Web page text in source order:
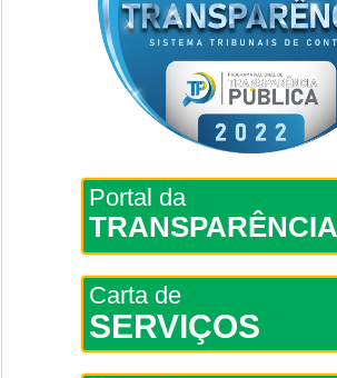
Portal da
TRANSPARÊNCIA
Carta de
SERVIÇOS